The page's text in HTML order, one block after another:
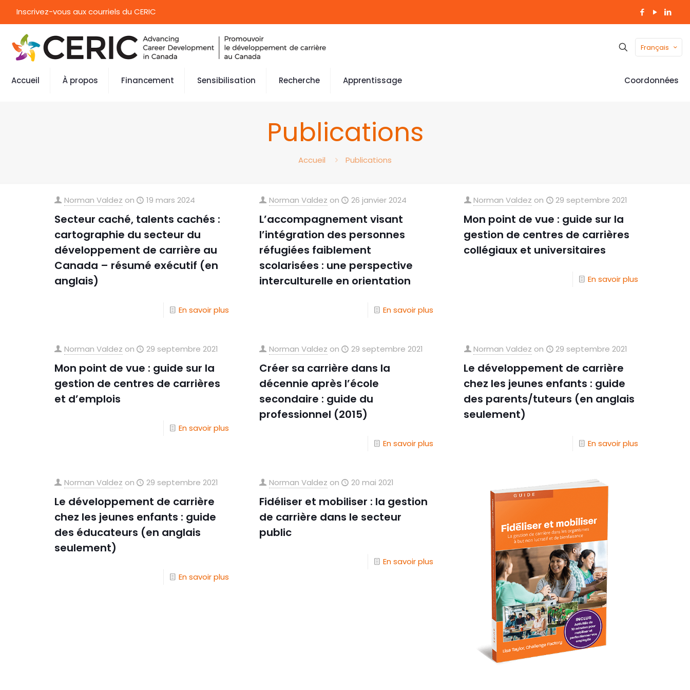
Inscrivez-vous aux courriels du CERIC
Français
Accueil À propos Financement Sensibilisation Recherche Apprentissage Coordonnées
Publications
Accueil Publications
Norman Valdez on 19 mars 2024
Secteur caché, talents cachés :
cartographie du secteur du
développement de carrière au
Canada – résumé exécutif (en
anglais)
En savoir plus
Norman Valdez on 26 janvier 2024
L’accompagnement visant
l’intégration des personnes
réfugiées faiblement
scolarisées : une perspective
interculturelle en orientation
En savoir plus
Norman Valdez on 29 septembre 2021
Mon point de vue : guide sur la
gestion de centres de carrières
collégiaux et universitaires
En savoir plus
Norman Valdez on 29 septembre 2021
Mon point de vue : guide sur la
gestion de centres de carrières
et d’emplois
En savoir plus
Norman Valdez on 29 septembre 2021
Créer sa carrière dans la
décennie après l’école
secondaire : guide du
professionnel (2015)
En savoir plus
Norman Valdez on 29 septembre 2021
Le développement de carrière
chez les jeunes enfants : guide
des parents/tuteurs (en anglais
seulement)
En savoir plus
Norman Valdez on 29 septembre 2021
Le développement de carrière
chez les jeunes enfants : guide
des éducateurs (en anglais
seulement)
En savoir plus
Norman Valdez on 20 mai 2021
Fidéliser et mobiliser : la gestion
de carrière dans le secteur
public
En savoir plus